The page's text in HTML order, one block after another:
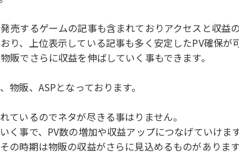
するゲームの記事も含まれておりアクセスと収益の
、上位表示している記事も多く安定したPV確保が
でさらに収益を伸ばしていく事もできます。
販、ASPとなっております。
ているのでネタが尽きる事はりません。
事で、PV数の増加や収益アップにつなげていけます
時期は物販の収益がさらに見込めるものがあります